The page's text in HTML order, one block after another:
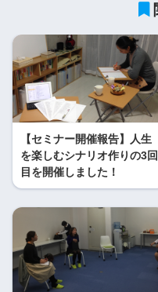
【セミナー開催報告】人生
を楽しむシナリオ作りの3回
目を開催しました！